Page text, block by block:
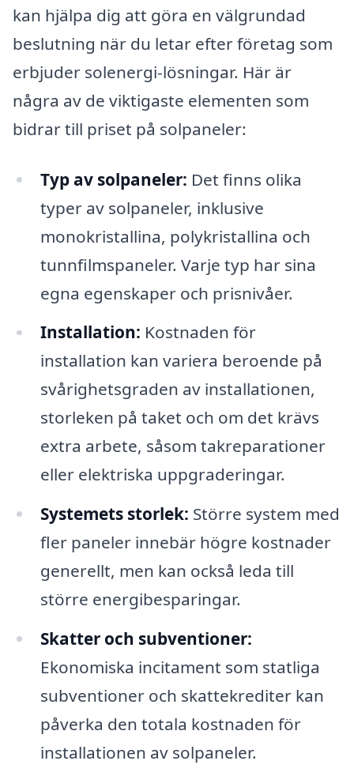
kan hjälpa dig att göra en välgrundad
beslutning när du letar efter företag som
erbjuder solenergi-lösningar. Här är
några av de viktigaste elementen som
bidrar till priset på solpaneler:
Typ av solpaneler: Det finns olika
typer av solpaneler, inklusive
monokristallina, polykristallina och
tunnfilmspaneler. Varje typ har sina
egna egenskaper och prisnivåer.
Installation: Kostnaden för
installation kan variera beroende på
svårighetsgraden av installationen,
storleken på taket och om det krävs
extra arbete, såsom takreparationer
eller elektriska uppgraderingar.
Systemets storlek: Större system med
fler paneler innebär högre kostnader
generellt, men kan också leda till
större energibesparingar.
Skatter och subventioner:
Ekonomiska incitament som statliga
subventioner och skattekrediter kan
påverka den totala kostnaden för
installationen av solpaneler.